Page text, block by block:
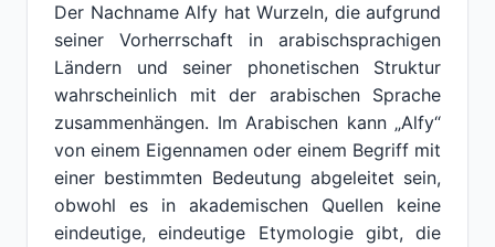
Der Nachname Alfy hat Wurzeln, die aufgrund
seiner Vorherrschaft in arabischsprachigen
Ländern und seiner phonetischen Struktur
wahrscheinlich mit der arabischen Sprache
zusammenhängen. Im Arabischen kann „Alfy“
von einem Eigennamen oder einem Begriff mit
einer bestimmten Bedeutung abgeleitet sein,
obwohl es in akademischen Quellen keine
eindeutige, eindeutige Etymologie gibt, die